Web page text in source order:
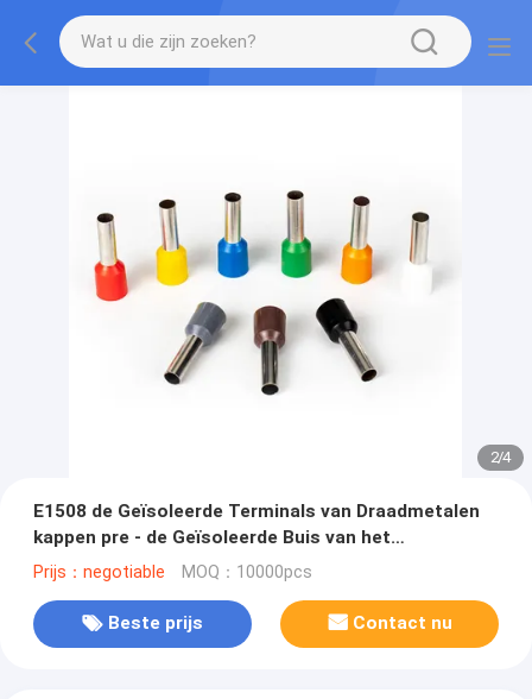
2/4
E1508 de Geïsoleerde Terminals van Draadmetalen
kappen pre - de Geïsoleerde Buis van het
Golfplaatkoper
Prijs：negotiable MOQ：10000pcs
Beste prijs Contact nu